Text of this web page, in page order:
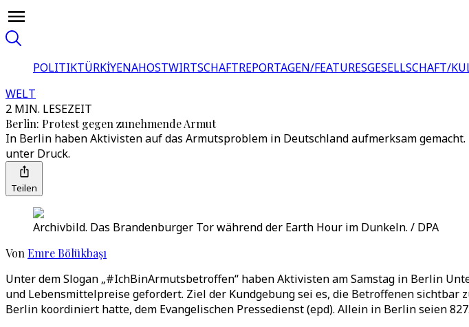
POLITIKTÜRKİYENAHOSTWIRTSCHAFTREPORTAGEN/FEATURESGESELLSCHAFT/
WELT
2 MIN. LESEZEIT
Berlin: Protest gegen zunehmende Armut
In Berlin haben Aktivisten auf das Armutsproblem in Deutschland aufmerksam
unter Druck.
Teilen
Archivbild. Das Brandenburger Tor während der Earth Hour im Dunkeln. / DPA
Von Emre Bölükbaşı
Unter dem Slogan „#IchBinArmutsbetroffen“ haben Aktivisten am Samstag in Berlin
und Lebensmittelpreise gefordert. Ziel der Kundgebung sei es, die Betroffenen sichtbar
Berlin koordiniert hatte, dem Evangelischen Pressedienst (epd). Allein in Berlin seien